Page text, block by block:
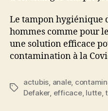
Le tampon hygiénique
hommes comme pour
une solution efficace
contamination à la
Étiquettes
actubis, anale,
Defaker, efficace, lutte,